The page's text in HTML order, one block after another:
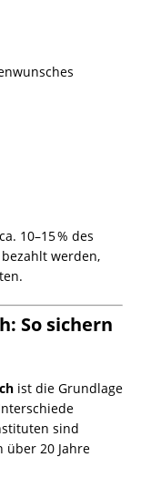
10–15 % des
werden,
So sichern
ist die Grundlage
sind
über 20 Jahre